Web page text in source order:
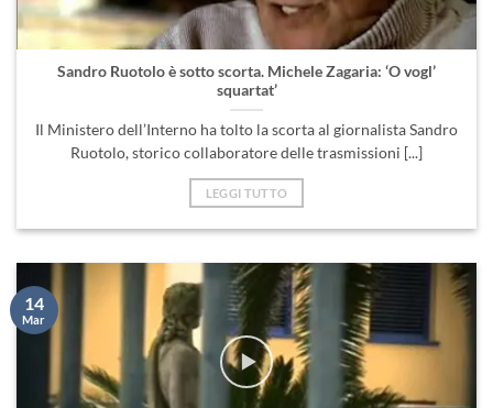
Sandro Ruotolo è sotto scorta. Michele Zagaria: ‘O vogl’
squartat’
Il Ministero dell’Interno ha tolto la scorta al giornalista Sandro
Ruotolo, storico collaboratore delle trasmissioni [...]
LEGGI TUTTO
14
Mar